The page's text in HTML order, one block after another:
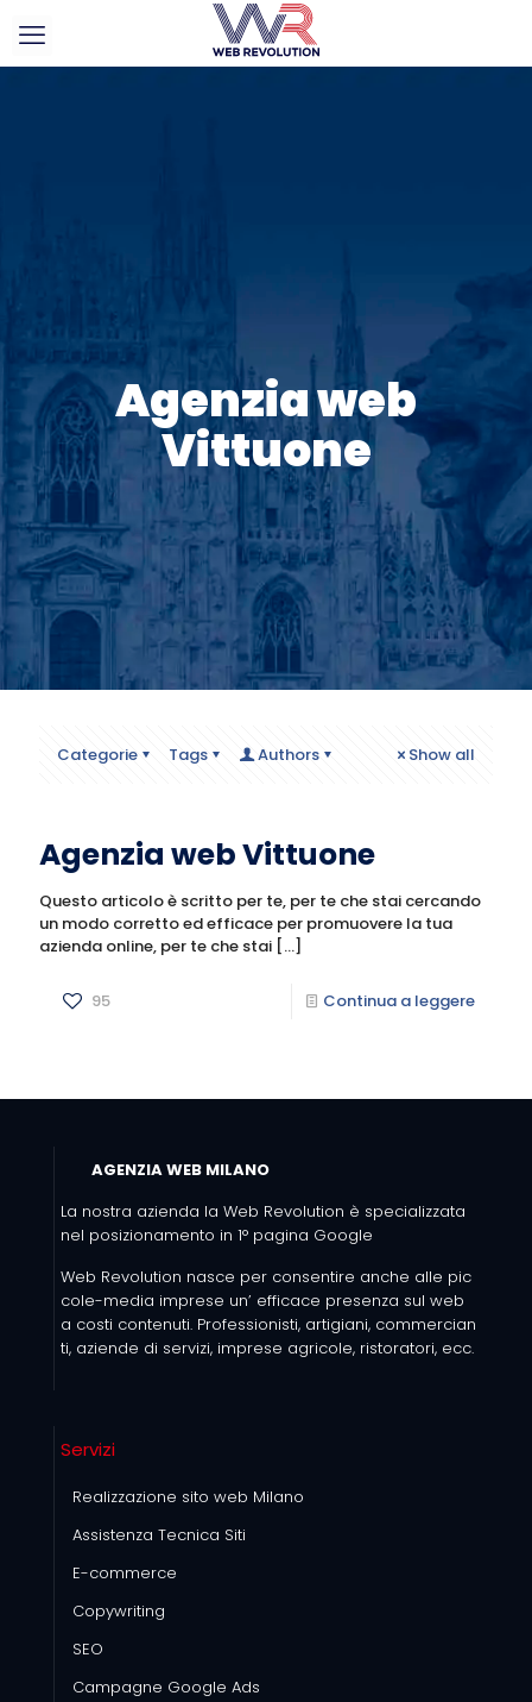
Agenzia web
Vittuone
Categorie Tags Authors Show all
Agenzia web Vittuone
Questo articolo è scritto per te, per te che stai cercando
un modo corretto ed efficace per promuovere la tua
azienda online, per te che stai […]
95 Continua a leggere
AGENZIA WEB MILANO
La nostra azienda la Web Revolution è specializzata
nel posizionamento in 1° pagina Google
Web Revolution nasce per consentire anche alle pic
cole-media imprese un’ efficace presenza sul web
a costi contenuti. Professionisti, artigiani, commercian
ti, aziende di servizi, imprese agricole, ristoratori, ecc.
Servizi
Realizzazione sito web Milano
Assistenza Tecnica Siti
E-commerce
Copywriting
SEO
Campagne Google Ads